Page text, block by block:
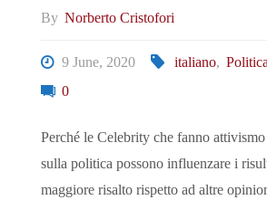
By Norberto Cristofori
9 June, 2020 italiano,
0
Perché le Celebrity che fanno
sulla politica possono influenzare i
maggiore risalto rispetto ad altre